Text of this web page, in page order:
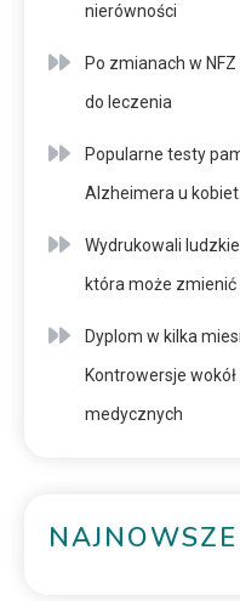
nierówności
Po zmianach w
do leczenia
Popularne testy
Alzheimera u
Wydrukowali
która może
Dyplom w kilka
Kontrowersje
medycznych